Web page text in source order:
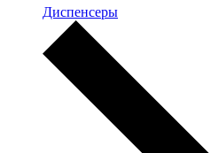
Диспенсеры